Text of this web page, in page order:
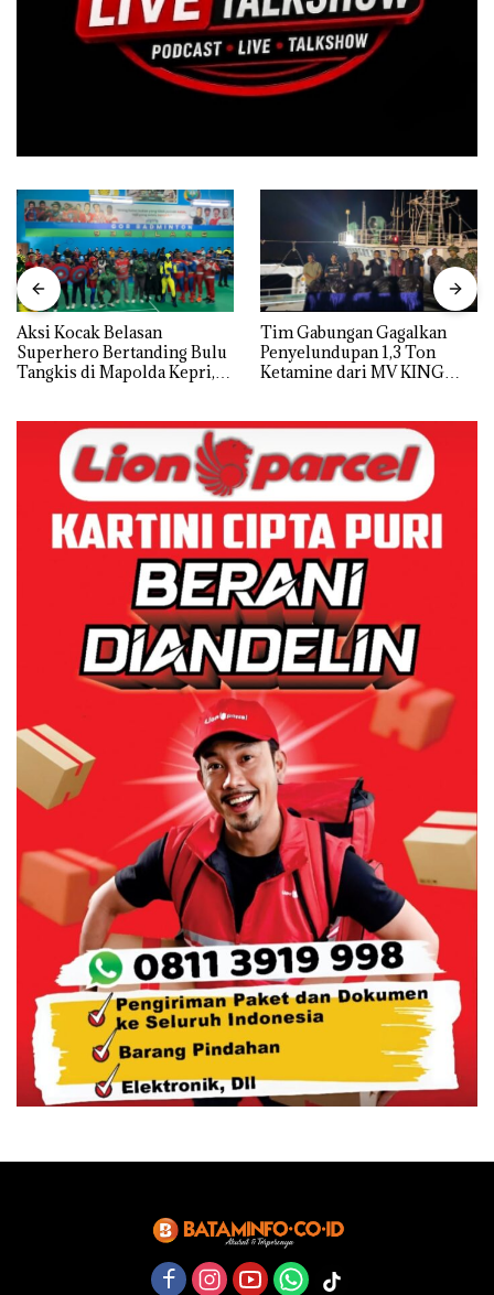
Aksi Kocak Belasan
Superhero Bertanding Bulu
Tangkis di Mapolda Kepri,
Tim Gabungan Gagalkan
Penyelundupan 1,3 Ton
Ketamine dari MV KING